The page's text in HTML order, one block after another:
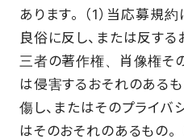
あります。 （1）当応募規
良俗に反し、または反する
三者の著作権、肖像権そ
は侵害するおそれのある
傷し、またはそのプライバ
はそのおそれのあるもの。